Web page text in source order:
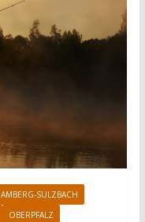
SULZBACH
OBERPFALZ